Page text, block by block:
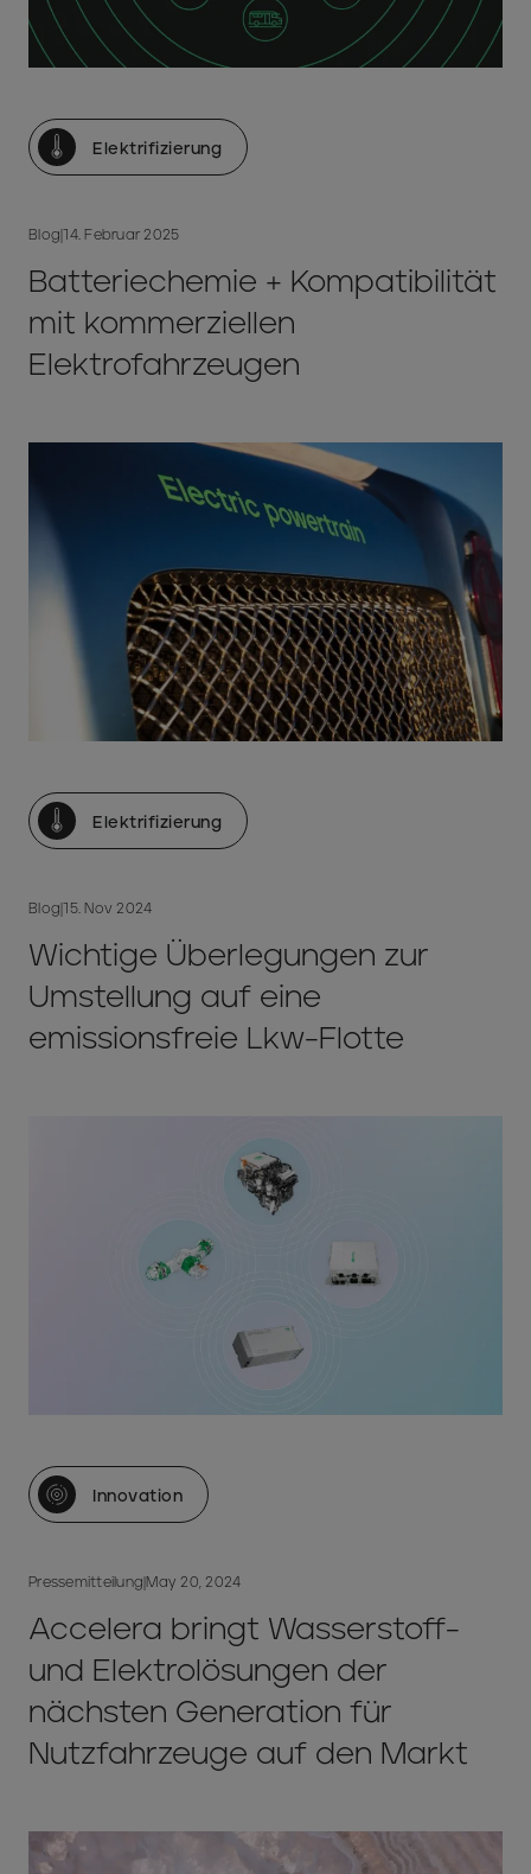
Elektrifizierung
Blog|14. Februar 2025
Batteriechemie + Kompatibilität
mit kommerziellen
Elektrofahrzeugen
Elektrifizierung
Blog|15. Nov 2024
Wichtige Überlegungen zur
Umstellung auf eine
emissionsfreie Lkw-Flotte
Innovation
Pressemitteilung|May 20, 2024
Accelera bringt Wasserstoff-
und Elektrolösungen der
nächsten Generation für
Nutzfahrzeuge auf den Markt